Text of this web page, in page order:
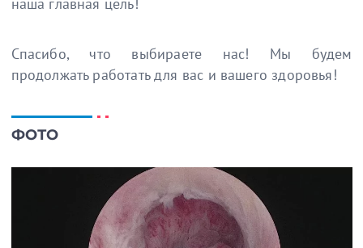
наша главная цель!
Спасибо, что выбираете нас! Мы будем
продолжать работать для вас и вашего здоровья!
ФОТО